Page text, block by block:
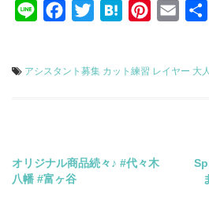
Line FacebookTwitterHatenaPinterest
Email
アシスタント募集 カット練習 レイヤー 大
投
オリジナル商品続々♪ #代々木
八幡 #富ヶ谷